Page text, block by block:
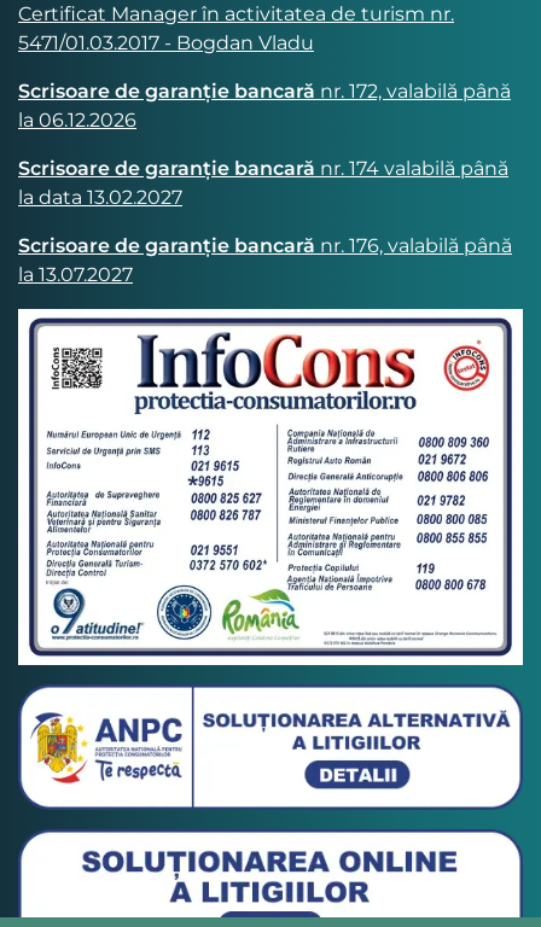
Certificat Manager în activitatea de turism nr.
5471/01.03.2017 - Bogdan Vladu
Scrisoare de garanție bancară nr. 172, valabilă până
la 06.12.2026
Scrisoare de garanție bancară nr. 174 valabilă până
la data 13.02.2027
Scrisoare de garanție bancară nr. 176, valabilă până
la 13.07.2027